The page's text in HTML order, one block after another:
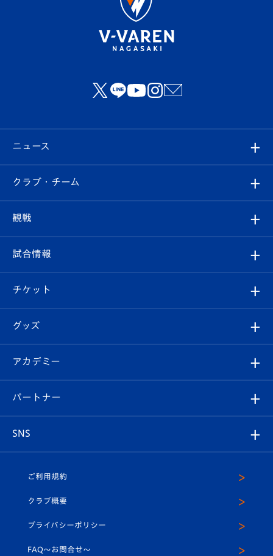
ニュース
すべて
クラブ
試合情報
チケット
イベント
メディア
ホームタウン
クラブ・チーム
クラブ概要
エンブレム紹介
スタッフプロフィール
マスコット紹介
平和祈念活動
観戦
観戦ルール
はじめての観戦ガイド
Revive Team
ヴィヴィくんの長崎おもてなしガイド
試合情報
試合日程/結果
フォトギャラリー
スタジアムグルメ
チケット
チケット
V-LOVERS（ファンクラブ）
プレイヤーズスイート
グッズ
オンラインショップ
店舗情報
アカデミー
育成からのお知らせ
U-18
スクール
パートナー
SNS
ヴィヴィくんインスタグラム
公式LINE＠
ご利用規約
クラブ概要
プライバシーポリシー
FAQ〜お問合せ〜